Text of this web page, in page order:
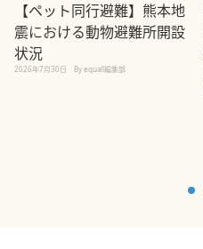
【ペット同行避難】熊本地
震における動物避難所開設
状況
2026年7月30日 By equall編集部